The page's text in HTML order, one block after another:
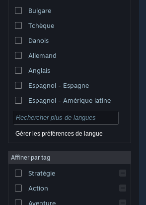
© Valve Corporation. Tous droits réservés. Toutes les
titulaires aux États-Unis et dans d'autres pays.
Accessibilité
Remboursements
Bulgare
Tchèque
Danois
Allemand
Anglais
Espagnol - Espagne
Espagnol - Amérique latine
Gérer les préférences de langue
Affiner par tag
Stratégie
Action
Aventure